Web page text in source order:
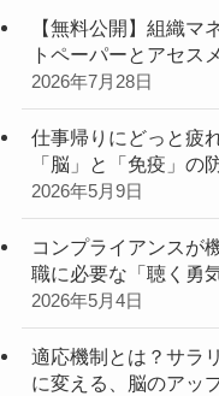
【無料公開】組織マ
トペーパーとアセス
2026年7月28日
仕事帰りにどっと疲
「脳」と「免疫」の
2026年5月9日
コンプライアンスが
職に必要な「聴く勇
2026年5月4日
適応機制とは？サラ
に変える、脳のアッ